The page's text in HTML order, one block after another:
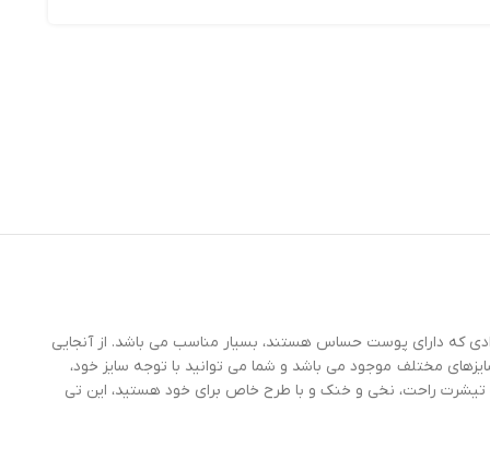
که دارای پوست حساس هستند، بسیار مناسب می باشد. از آنجایی
مختلف موجود می باشد و شما می توانید با توجه سایز خود،
تیشرت راحت، نخی و خنک و با طرح خاص برای خود هستید، این تی